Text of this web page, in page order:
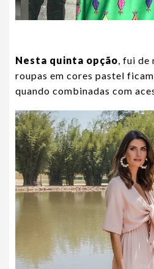
Nesta quinta opção , fui
roupas em cores pastel
quando combinadas com